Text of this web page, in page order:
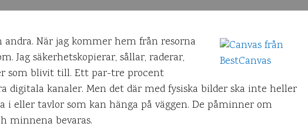
När jag kommer hem från resorna
Jag säkerhetskopierar, sållar, raderar,
som blivit till. Ett par-tre procent
digitala kanaler. Men det där med fysiska bilder ska inte heller
i eller tavlor som kan hänga på väggen. De påminner om
minnena bevaras.